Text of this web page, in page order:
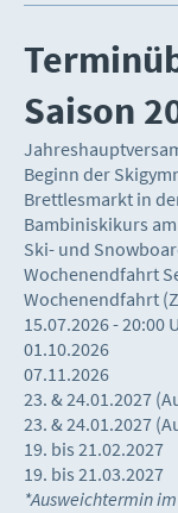
Saison
Beginn der
Brettlesmarkt in
Bambiniskikurs
Ski- und
Wochenendfahrt
Wochenendfahrt
15.07.2026 - 20:00
01.10.2026
07.11.2026
23. & 24.01.2027
23. & 24.01.2027
19. bis 21.02.2027
19. bis 21.03.2027
*Ausweichtermin